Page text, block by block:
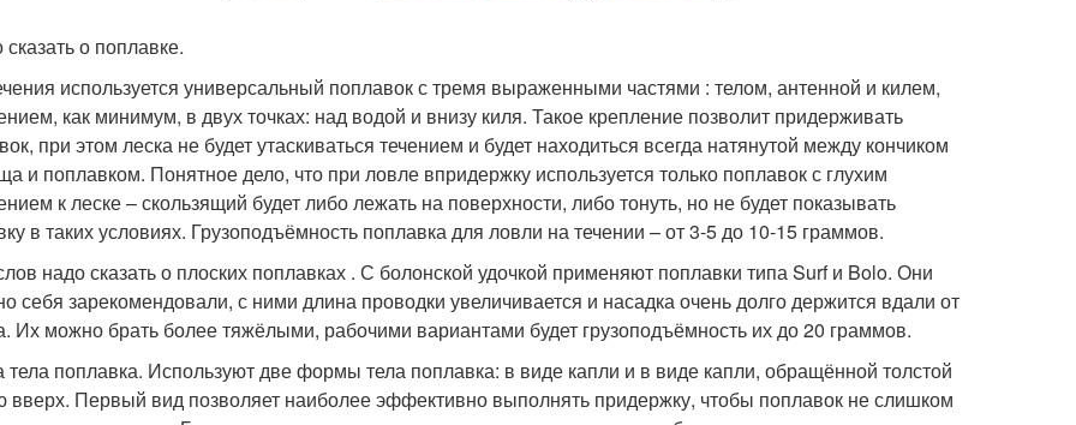
о поплавке.
используется универсальный поплавок с тремя выраженными частями : телом, антенной и килем,
как минимум, в двух точках: над водой и внизу киля. Такое крепление позволит придерживать
при этом леска не будет утаскиваться течением и будет находиться всегда натянутой между кончиком
и поплавком. Понятное дело, что при ловле впридержку используется только поплавок с глухим
к леске – скользящий будет либо лежать на поверхности, либо тонуть, но не будет показывать
в таких условиях. Грузоподъёмность поплавка для ловли на течении – от 3-5 до 10-15 граммов.
надо сказать о плоских поплавках . С болонской удочкой применяют поплавки типа Surf и Bolo. Они
себя зарекомендовали, с ними длина проводки увеличивается и насадка очень долго держится вдали от
Их можно брать более тяжёлыми, рабочими вариантами будет грузоподъёмность их до 20 граммов.
поплавка. Используют две формы тела поплавка: в виде капли и в виде капли, обращённой толстой
вверх. Первый вид позволяет наиболее эффективно выполнять придержку, чтобы поплавок не слишком